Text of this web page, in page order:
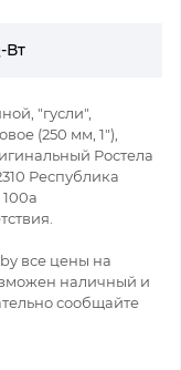
Вт
"гусли",
(250 мм, 1"),
Ростела
Республика
все цены на
наличный и
сообщайте